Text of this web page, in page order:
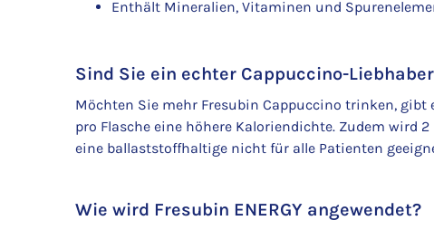
Enthält Mineralien, Vitaminen und
Sind Sie ein echter Cappuccino-
Möchten Sie mehr Fresubin Cappuccino trinken, gibt
pro Flasche eine höhere Kaloriendichte. Zudem wird
eine ballaststoffhaltige nicht für alle Patienten
Wie wird Fresubin ENERGY angewendet?